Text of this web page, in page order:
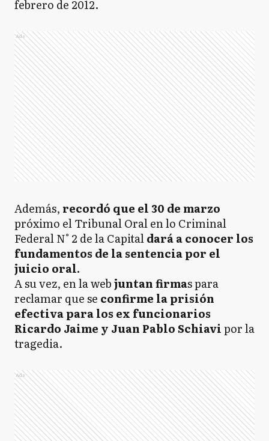
febrero de 2012.
Ads
Además, recordó que el 30 de marzo
próximo el Tribunal Oral en lo Criminal
Federal N° 2 de la Capitaldará a conocer los
fundamentos de la sentencia por el
juicio oral.
A su vez, en la webjuntan firmas para
reclamar que se confirme la prisión
efectiva para los ex funcionarios
Ricardo Jaime y Juan Pablo Schiavipor la
tragedia.
Ads